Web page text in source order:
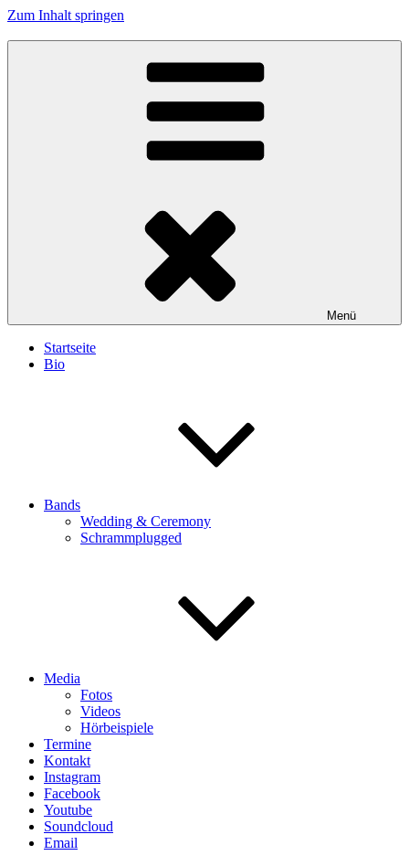
Zum Inhalt springen
Menü
Startseite
Bio
Bands
Wedding & Ceremony
Schrammplugged
Media
Fotos
Videos
Hörbeispiele
Termine
Kontakt
Instagram
Facebook
Youtube
Soundcloud
Email